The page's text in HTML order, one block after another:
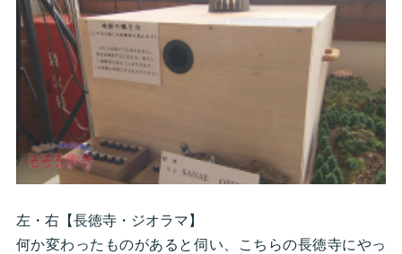
左・右【長徳寺・ジオラマ】
何か変わったものがあると伺い、こちらの長徳寺にやっ